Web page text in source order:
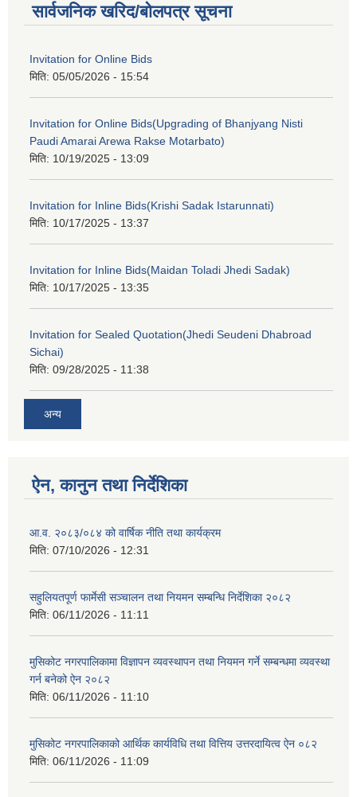
सार्वजनिक खरिद/बोलपत्र सूचना
Invitation for Online Bids
मिति: 05/05/2026 - 15:54
Invitation for Online Bids(Upgrading of Bhanjyang Nisti
Paudi Amarai Arewa Rakse Motarbato)
मिति: 10/19/2025 - 13:09
Invitation for Inline Bids(Krishi Sadak Istarunnati)
मिति: 10/17/2025 - 13:37
Invitation for Inline Bids(Maidan Toladi Jhedi Sadak)
मिति: 10/17/2025 - 13:35
Invitation for Sealed Quotation(Jhedi Seudeni Dhabroad
Sichai)
मिति: 09/28/2025 - 11:38
अन्य
ऐन, कानुन तथा निर्देशिका
आ.व. २०८३/०८४ को वार्षिक नीति तथा कार्यक्रम
मिति: 07/10/2026 - 12:31
सहुलियतपूर्ण फार्मेसी सञ्चालन तथा नियमन सम्बन्धि निर्देशिका २०८२
मिति: 06/11/2026 - 11:11
मुसिकोट नगरपालिकामा विज्ञापन व्यवस्थापन तथा नियमन गर्ने सम्बन्धमा व्यवस्था
गर्न बनेको ऐन २०८२
मिति: 06/11/2026 - 11:10
मुसिकोट नगरपालिकाको आर्थिक कार्यविधि तथा वित्तिय उत्तरदायित्व ऐन ०८२
मिति: 06/11/2026 - 11:09